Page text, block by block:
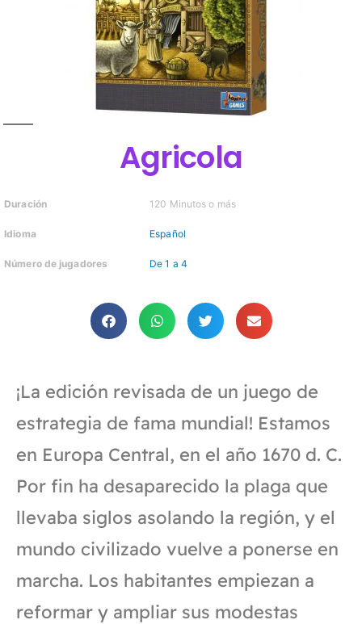
Agricola
Duración 120 Minutos o más
Idioma Español
Número de jugadores De 1 a 4
¡La edición revisada de un juego de
estrategia de fama mundial! Estamos
en Europa Central, en el año 1670 d. C.
Por fin ha desaparecido la plaga que
llevaba siglos asolando la región, y el
mundo civilizado vuelve a ponerse en
marcha. Los habitantes empiezan a
reformar y ampliar sus modestas